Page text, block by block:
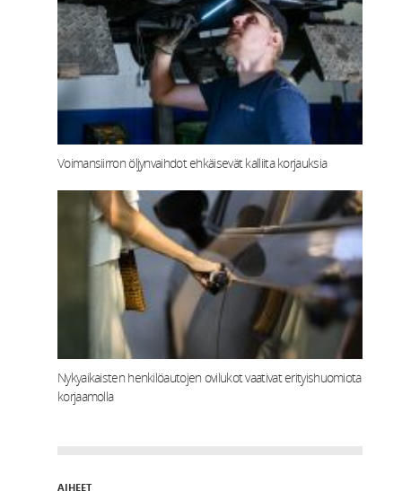
Voimansiirron öljynvaihdot ehkäisevät kalliita korjauksia
Nykyaikaisten henkilöautojen ovilukot vaativat erityishuomiota
korjaamolla
AIHEET